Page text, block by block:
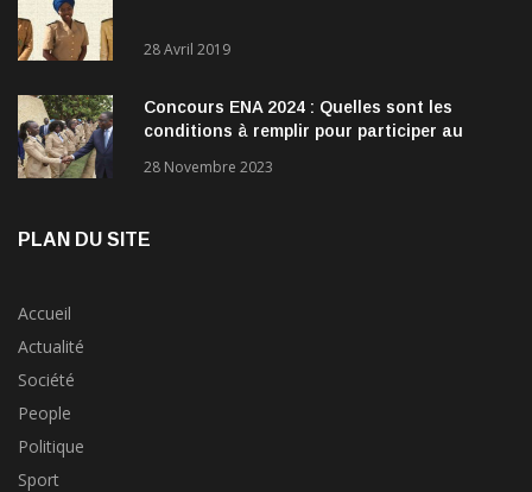
28 Avril 2019
Concours ENA 2024 : Quelles sont les
conditions à remplir pour participer au
28 Novembre 2023
PLAN DU SITE
Accueil
Actualité
Société
People
Politique
Sport